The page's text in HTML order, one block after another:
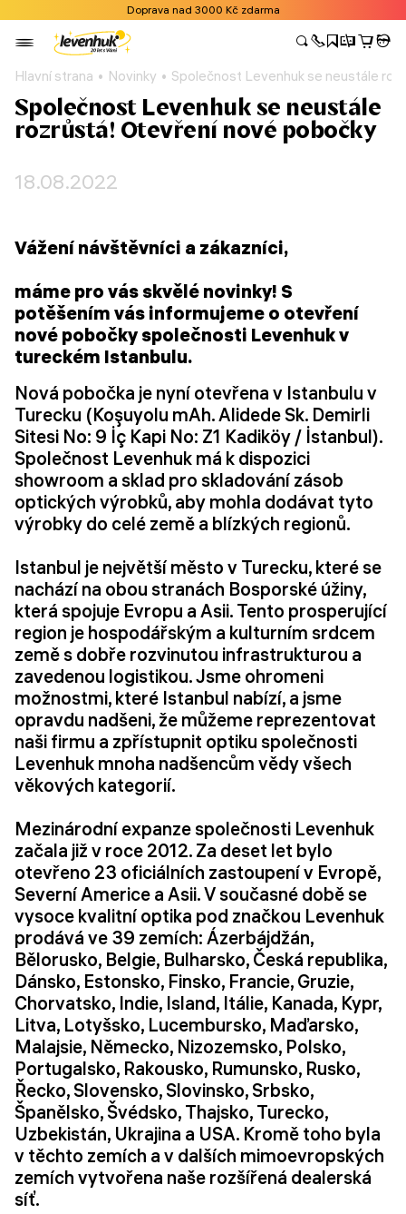
Doprava nad 3000 Kč zdarma
Hlavní strana Novinky Společnost Levenhuk se neustále
Společnost Levenhuk se neustále
rozrůstá! Otevření nové pobočky
18.08.2022
Vážení návštěvníci a zákazníci,
máme pro vás skvělé novinky! S
potěšením vás informujeme o otevření
nové pobočky společnosti Levenhuk v
tureckém Istanbulu.
Nová pobočka je nyní otevřena v Istanbulu v
Turecku (Koşuyolu mAh. Alidede Sk. Demirli
Sitesi No: 9 İç Kapi No: Z1 Kadiköy / İstanbul).
Společnost Levenhuk má k dispozici
showroom a sklad pro skladování zásob
optických výrobků, aby mohla dodávat tyto
výrobky do celé země a blízkých regionů.
Istanbul je největší město v Turecku, které se
nachází na obou stranách Bosporské úžiny,
která spojuje Evropu a Asii. Tento prosperující
region je hospodářským a kulturním srdcem
země s dobře rozvinutou infrastrukturou a
zavedenou logistikou. Jsme ohromeni
možnostmi, které Istanbul nabízí, a jsme
opravdu nadšeni, že můžeme reprezentovat
naši firmu a zpřístupnit optiku společnosti
Levenhuk mnoha nadšencům vědy všech
věkových kategorií.
Mezinárodní expanze společnosti Levenhuk
začala již v roce 2012. Za deset let bylo
otevřeno 23 oficiálních zastoupení v Evropě,
Severní Americe a Asii. V současné době se
vysoce kvalitní optika pod značkou Levenhuk
prodává ve 39 zemích: Ázerbájdžán,
Bělorusko, Belgie, Bulharsko, Česká republika,
Dánsko, Estonsko, Finsko, Francie, Gruzie,
Chorvatsko, Indie, Island, Itálie, Kanada, Kypr,
Litva, Lotyšsko, Lucembursko, Maďarsko,
Malajsie, Německo, Nizozemsko, Polsko,
Portugalsko, Rakousko, Rumunsko, Rusko,
Řecko, Slovensko, Slovinsko, Srbsko,
Španělsko, Švédsko, Thajsko, Turecko,
Uzbekistán, Ukrajina a USA. Kromě toho byla
v těchto zemích a v dalších mimoevropských
zemích vytvořena naše rozšířená dealerská
síť.